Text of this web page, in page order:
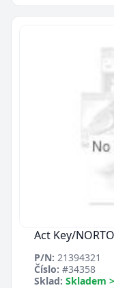
Act Key/
P/N: 21394321
Číslo: #34358
Sklad: Skladem